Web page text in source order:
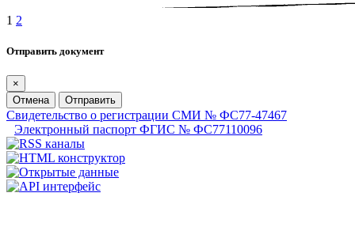
1 2
Отправить документ
×
Отмена
Отправить
Свидетельство о регистрации СМИ № ФС77-47467
Электронный паспорт ФГИС № ФС77110096